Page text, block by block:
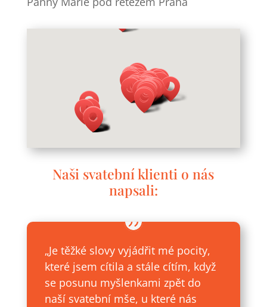
Naši svatební klienti o nás
napsali:
„Je těžké slovy vyjádřit mé pocity,
které jsem cítila a stále cítím, když
se posunu myšlenkami zpět do
naší svatební mše, u které nás